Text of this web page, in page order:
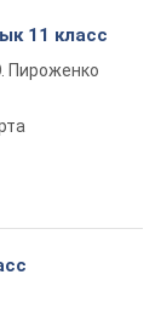
11 класс
Пироженко